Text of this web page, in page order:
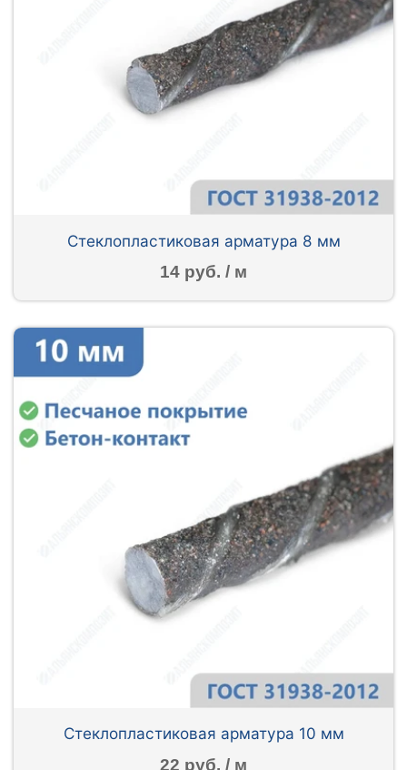
Стеклопластиковая арматура 8 мм
14 руб. / м
Стеклопластиковая арматура 10 мм
22 руб. / м